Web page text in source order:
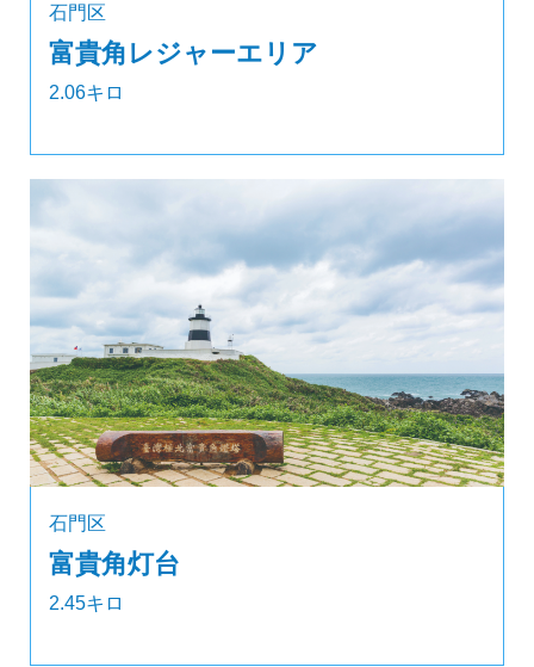
石門区
富貴角レジャーエリア
2.06キロ
石門区
富貴角灯台
2.45キロ